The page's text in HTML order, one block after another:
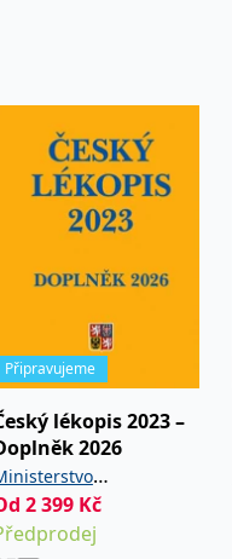
Připravujeme
lékopis 2023 –
2026
ČR
2 399 Kč